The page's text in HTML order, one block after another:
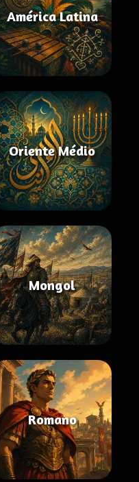
América Latina
Oriente Médio
Mongol
Romano